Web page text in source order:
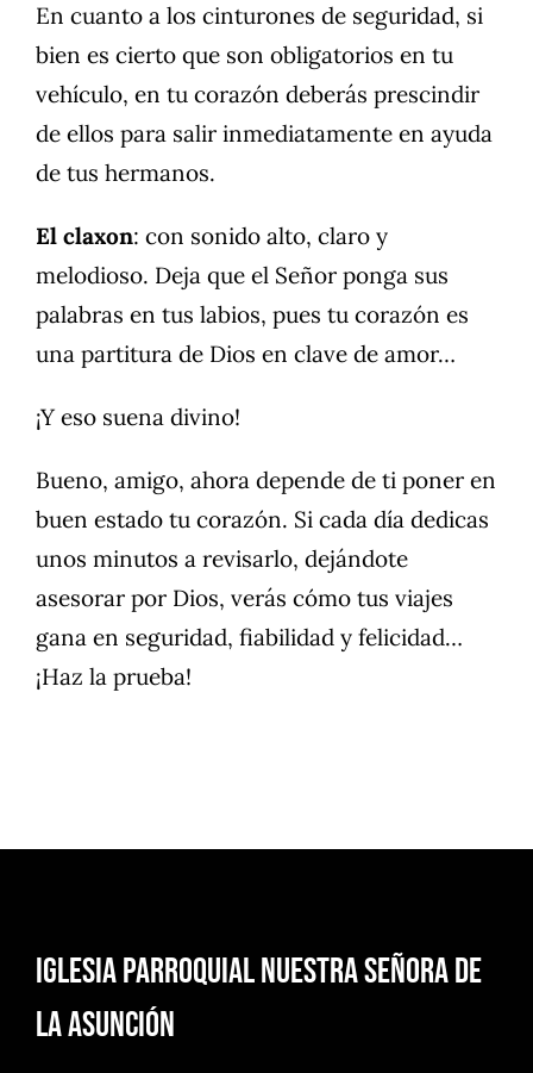
En cuanto a los cinturones de seguridad, si
bien es cierto que son obligatorios en tu
vehículo, en tu corazón deberás prescindir
de ellos para salir inmediatamente en ayuda
de tus hermanos.
El claxon: con sonido alto, claro y
melodioso. Deja que el Señor ponga sus
palabras en tus labios, pues tu corazón es
una partitura de Dios en clave de amor…
¡Y eso suena divino!
Bueno, amigo, ahora depende de ti poner en
buen estado tu corazón. Si cada día dedicas
unos minutos a revisarlo, dejándote
asesorar por Dios, verás cómo tus viajes
gana en seguridad, fiabilidad y felicidad…
¡Haz la prueba!
Iglesia Parroquial Nuestra Señora de
la Asunción